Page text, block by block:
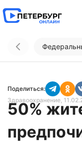
Поделиться:
Здравоохранение,
50%